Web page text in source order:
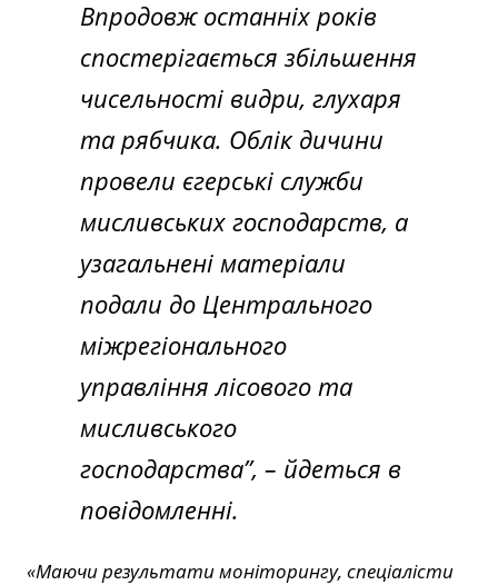
Впродовж останніх років
спостерігається збільшення
чисельності видри, глухаря
та рябчика. Облік дичини
провели єгерські служби
мисливських господарств, а
узагальнені матеріали
подали до Центрального
міжрегіонального
управління лісового та
мисливського
господарства”, – йдеться в
повідомленні.
«Маючи результати моніторингу, спеціалісти